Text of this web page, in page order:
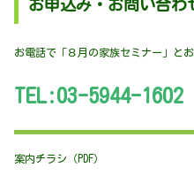
お申込み・お問い合わ
お電話で「８月の家族セミナー」と
TEL:03-5944-1602
案内チラシ（PDF）